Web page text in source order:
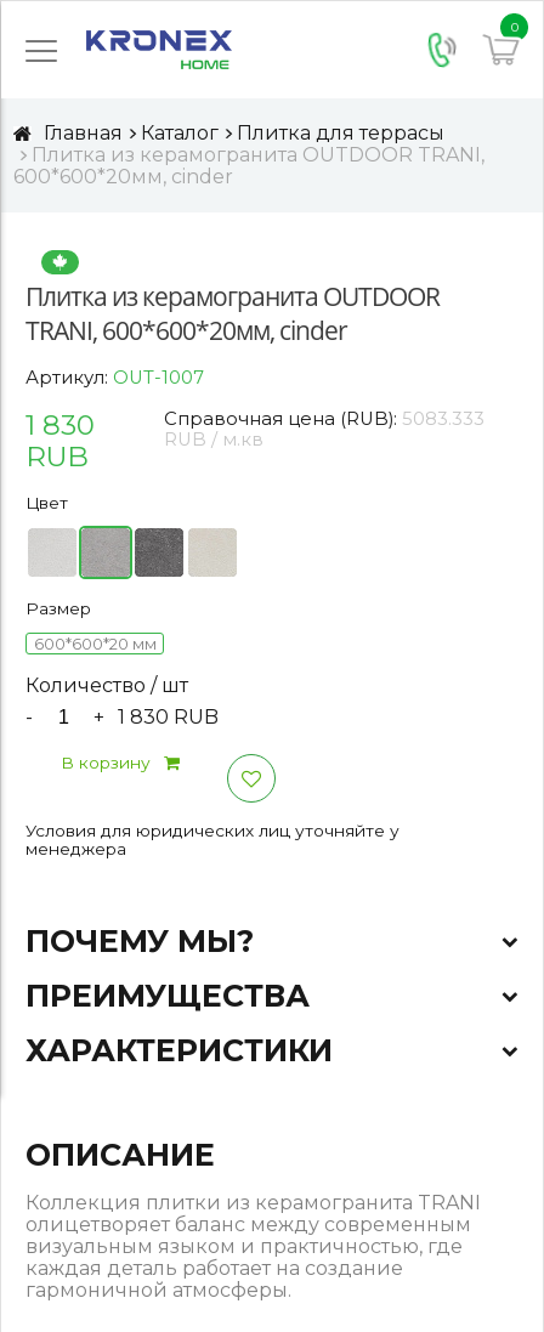
0
Главная Каталог
Плитка для террасы
Плитка из керамогранита OUTDOOR TRANI,
600*600*20мм, cinder
Плитка из керамогранита OUTDOOR
TRANI, 600*600*20мм, cinder
Артикул: OUT-1007
1 830
RUB
Справочная цена (RUB): 5083.333
RUB / м.кв
Цвет
Размер
600*600*20 мм
Количество / шт
-
+ 1 830 RUB
В корзину
Условия для юридических лиц уточняйте у
менеджера
ПОЧЕМУ МЫ?
ПРЕИМУЩЕСТВА
ХАРАКТЕРИСТИКИ
ОПИСАНИЕ
Коллекция плитки из керамогранита TRANI
олицетворяет баланс между современным
визуальным языком и практичностью, где
каждая деталь работает на создание
гармоничной атмосферы.